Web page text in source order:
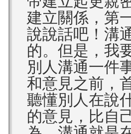
建立關係，第
說說話吧！溝
的。但是，我
別人溝通一件
和意見之前，
聽懂別人在說
的意見，比自